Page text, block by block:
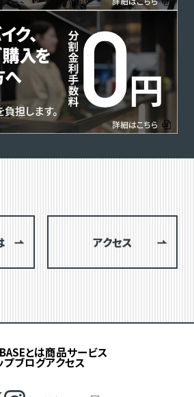
アクセス
とは商品サービス
プブログアクセス